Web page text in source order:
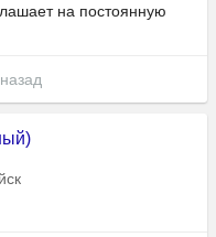
на постоянную